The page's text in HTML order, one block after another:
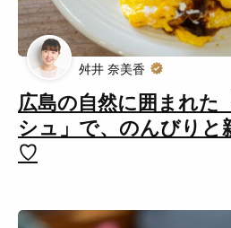
広島の自然に囲まれた
シュ」で、のんびりと
♡
舛井 奈美香